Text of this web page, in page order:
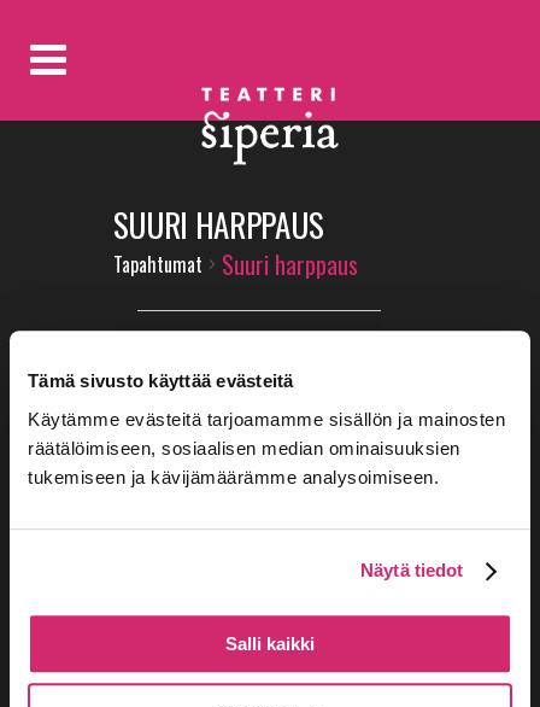
Tämä sivusto käyttää evästeitä
Käytämme evästeitä tarjoamamme sisällön ja mainosten
räätälöimiseen, sosiaalisen median ominaisuuksien
tukemiseen ja kävijämäärämme analysoimiseen.
Näytä tiedot
Salli kaikki
SUURI HARPPAUS
Tapahtumat Suuri harppaus
TAPAHTUMAT
FOR
2.9.2024
Notice2.9.2024. Katsoseuraavat
tulevat tapahtumat
NÄKYMÄT
NAVIGOINTI
TAPAHTUMA
Päivä
02.09.2024
päivä.
Tilaa kalenteriin